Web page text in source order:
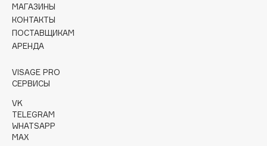
Curaprox
D
d'Alba
DARLING*
Darphin
МАГАЗИНЫ
КОНТАКТЫ
ПОСТАВЩИКАМ
АРЕНДА
VISAGE PRO
СЕРВИСЫ
VK
TELEGRAM
WHATSAPP
MAX